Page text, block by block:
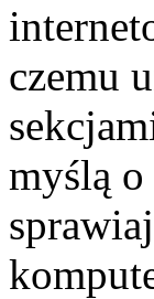
czemu
myślą